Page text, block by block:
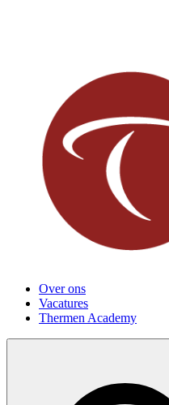
Over ons
Vacatures
Thermen Academy